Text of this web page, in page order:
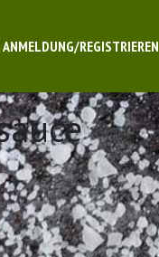
ANMELDUNG/REGISTRIEREN